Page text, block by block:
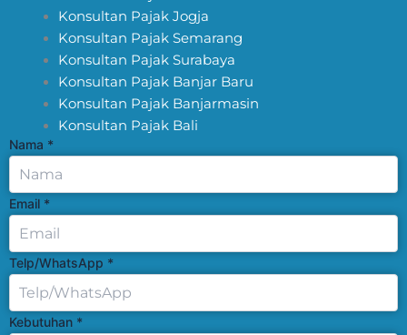
Konsultan Pajak Jogja
Konsultan Pajak Semarang
Konsultan Pajak Surabaya
Konsultan Pajak Banjar Baru
Konsultan Pajak Banjarmasin
Konsultan Pajak Bali
Nama *
Email *
Telp/WhatsApp *
Kebutuhan *